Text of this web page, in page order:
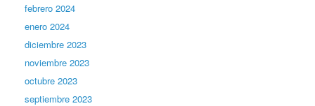
febrero 2024
enero 2024
diciembre 2023
noviembre 2023
octubre 2023
septiembre 2023